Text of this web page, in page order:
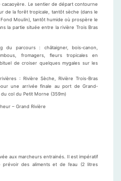
cacaoyère. Le sentier de départ contourne
de la forêt tropicale, tantôt sèche (dans le
Moulin), tantôt humide où prospère le
la partie située entre la rivière Trois Bras
parcours : châtaigner, bois-canon,
fromagers, fleurs tropicales en
de croiser quelques mygales sur les
: Rivière Sèche, Rivière Trois-Bras
une arrivée finale au port de Grand-
du col du Petit Morne (359m)
– Grand Rivière
aux marcheurs entrainés. Il est impératif
des aliments et de l’eau (2 litres